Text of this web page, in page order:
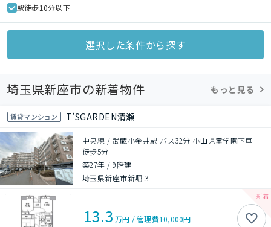
駅徒歩10分以下
選択した条件から探す
埼玉県新座市の新着物件 もっと見る
賃貸マンション T’SGARDEN清瀬
中央線 / 武蔵小金井駅 バス32分 小山児童学園下車
徒歩5分
築27年 /9階建
埼玉県新座市新堀３
13.3 万円 /管理費10,000円